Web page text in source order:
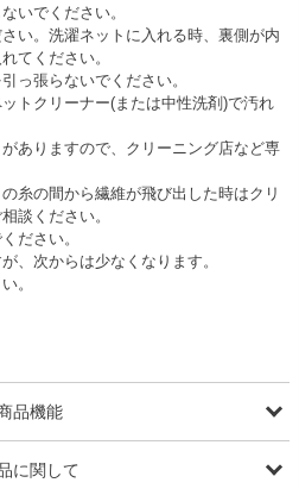
いでください。
い。洗濯ネットに入れる時、裏側が内
てください。
っ張らないでください。
トクリーナー(または中性洗剤)で汚れ
ありますので、クリーニング店など専
糸の間から繊維が飛び出した時はクリ
談ください。
ださい。
、次からは少なくなります。
。
品機能
に関して